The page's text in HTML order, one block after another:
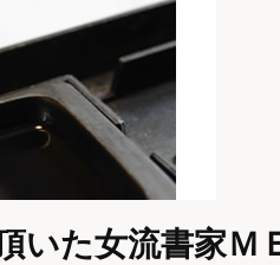
いた女流書家Ｍ